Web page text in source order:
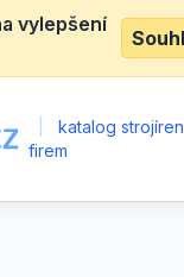
vylepšení
katalog
firem